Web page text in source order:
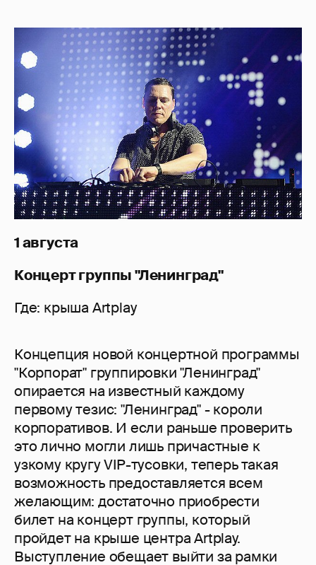
1 августа
Концерт группы "Ленинград"
Где: крыша Artplay
Концепция новой концертной программы
"Корпорат" группировки "Ленинград"
опирается на известный каждому
первому тезис: "Ленинград" - короли
корпоративов. И если раньше проверить
это лично могли лишь причастные к
узкому кругу VIP-тусовки, теперь такая
возможность предоставляется всем
желающим: достаточно приобрести
билет на концерт группы, который
пройдет на крыше центра Artplay.
Выступление обещает выйти за рамки